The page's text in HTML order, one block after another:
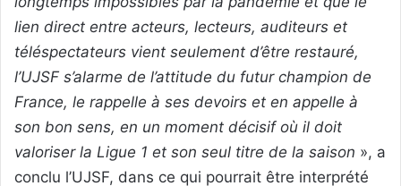
lien direct entre acteurs, lecteurs, auditeurs et
téléspectateurs vient seulement d’être restauré,
l’UJSF s’alarme de l’attitude du futur champion de
France, le rappelle à ses devoirs et en appelle à
son bon sens, en un moment décisif où il doit
valoriser la Ligue 1 et son seul titre de la saison », a
conclu l’UJSF, dans ce qui pourrait être interprété